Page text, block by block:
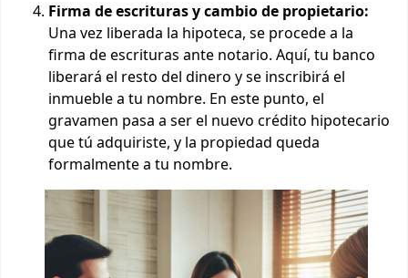
Firma de escrituras y cambio de propietario:
Una vez liberada la hipoteca, se procede a la
firma de escrituras ante notario. Aquí, tu banco
liberará el resto del dinero y se inscribirá el
inmueble a tu nombre. En este punto, el
gravamen pasa a ser el nuevo crédito hipotecario
que tú adquiriste, y la propiedad queda
formalmente a tu nombre.